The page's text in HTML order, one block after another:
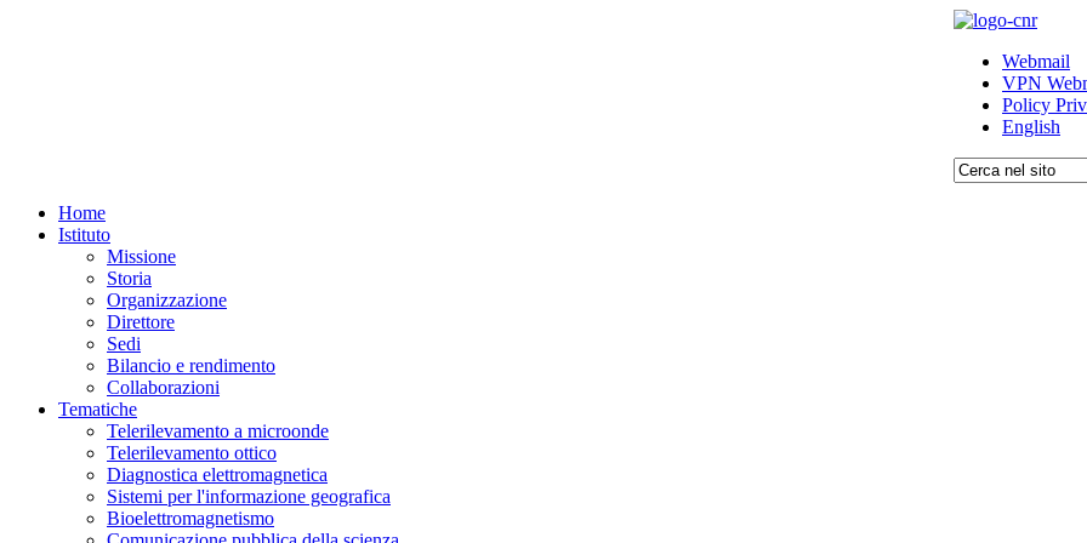
Webmail
VPN
Policy
English
Home
Istituto
Missione
Storia
Organizzazione
Direttore
Sedi
Bilancio e rendimento
Collaborazioni
Tematiche
Telerilevamento a microonde
Telerilevamento ottico
Diagnostica elettromagnetica
Sistemi per l'informazione geografica
Bioelettromagnetismo